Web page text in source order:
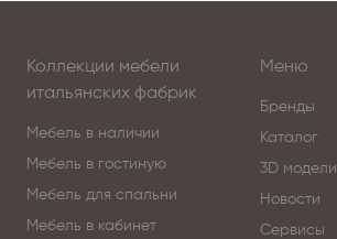
Коллекции мебели
итальянских фабрик
Мебель в наличии
Мебель в гостиную
Мебель для спальни
Мебель в кабинет
Меню
Бренды
Каталог
3D модели
Новости
Сервисы